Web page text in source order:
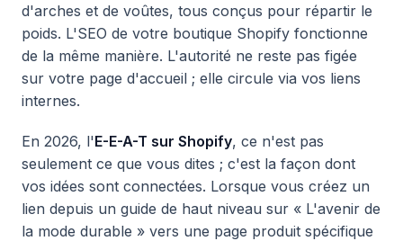
d'arches et de voûtes, tous conçus pour répartir le
poids. L'SEO de votre boutique Shopify fonctionne
de la même manière. L'autorité ne reste pas figée
sur votre page d'accueil ; elle circule via vos liens
internes.
En 2026, l'E-E-A-T sur Shopify, ce n'est pas
seulement ce que vous dites ; c'est la façon dont
vos idées sont connectées. Lorsque vous créez un
lien depuis un guide de haut niveau sur « L'avenir de
la mode durable » vers une page produit spécifique